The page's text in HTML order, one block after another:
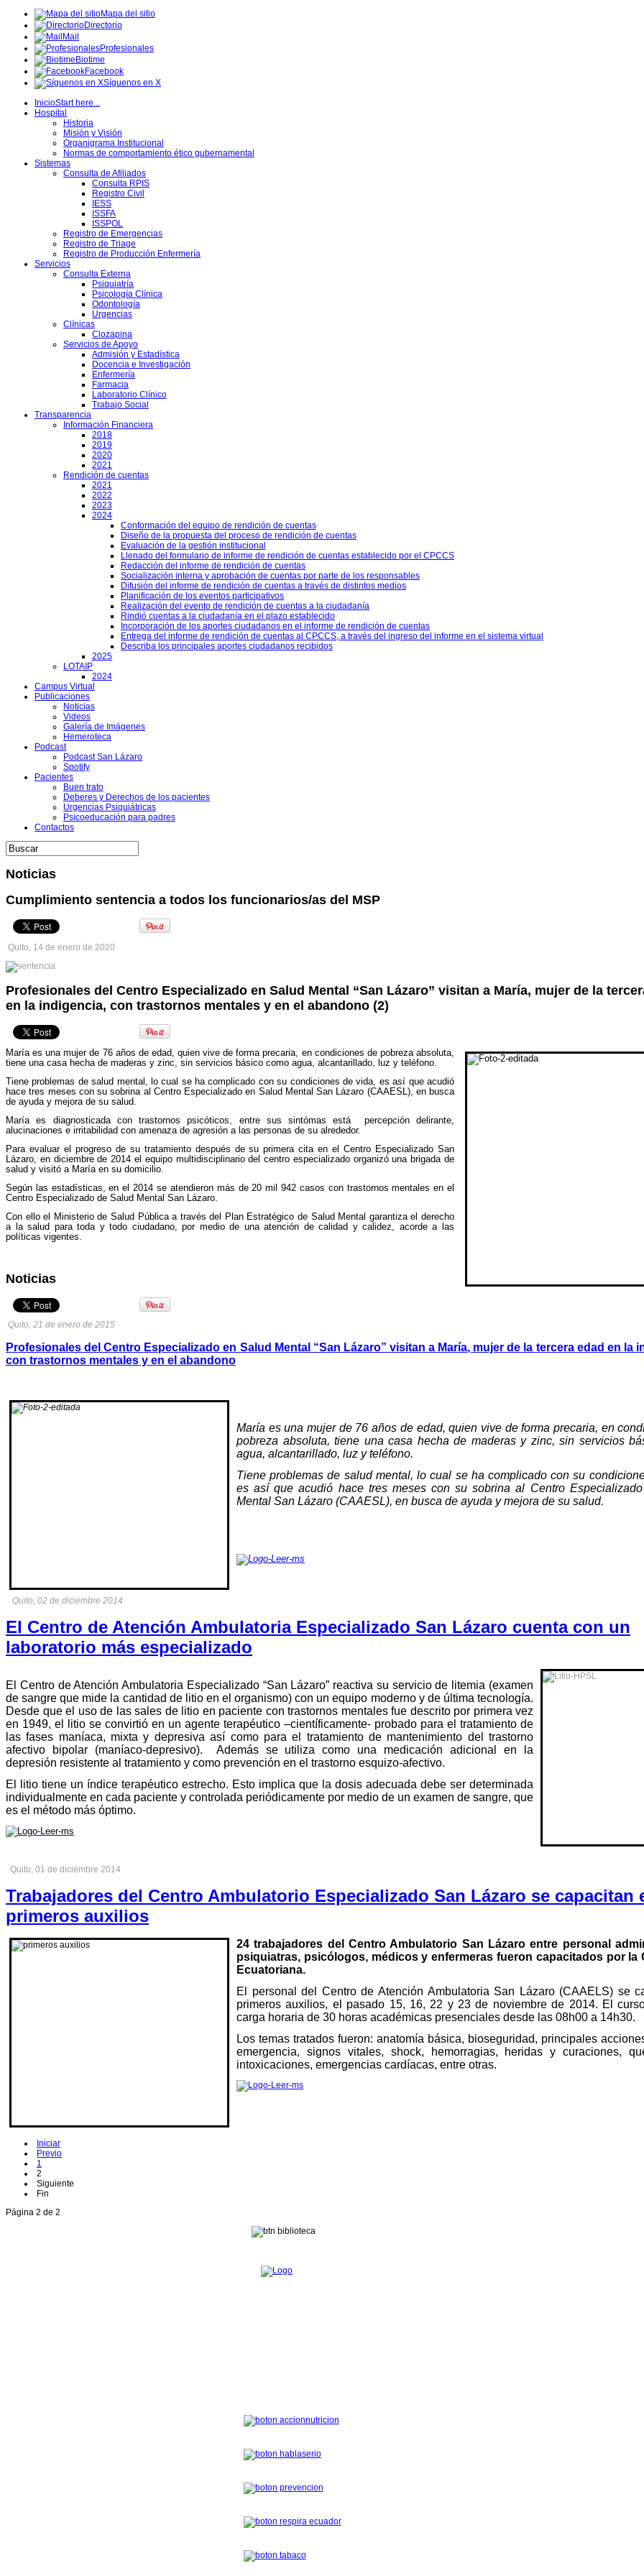
Mapa del sitio
Directorio
Mail
Profesionales
Biotime
Facebook
Síguenos en X
InicioStart here...
Hospital
Historia
Misión y Visión
Organigrama Institucional
Normas de comportamiento ético gubernamental
Sistemas
Consulta de Afiliados
Consulta RPIS
Registro Civil
IESS
ISSFA
ISSPOL
Registro de Emergencias
Registro de Triage
Registro de Producción Enfermería
Servicios
Consulta Externa
Psiquiatría
Psicología Clínica
Odontología
Urgencias
Clínicas
Clozapina
Servicios de Apoyo
Admisión y Estadística
Docencia e Investigación
Enfermería
Farmacia
Laboratorio Clínico
Trabajo Social
Transparencia
Información Financiera
2018
2019
2020
2021
Rendición de cuentas
2021
2022
2023
2024
Conformación del equipo de rendición de cuentas
Diseño de la propuesta del proceso de rendición de cuentas
Evaluación de la gestión institucional
Llenado del formulario de informe de rendición de cuentas establecido por el CPCCS
Redacción del informe de rendición de cuentas
Socialización interna y aprobación de cuentas por parte de los responsables
Difusión del informe de rendición de cuentas a través de distintos medios
Planificación de los eventos participativos
Realización del evento de rendición de cuentas a la ciudadanía
Rindió cuentas a la ciudadanía en el plazo establecido
Incorporación de los aportes ciudadanos en el informe de rendición de cuentas
Entrega del informe de rendición de cuentas al CPCCS, a través del ingreso del informe en el sistema virtual
Describa los principales aportes ciudadanos recibidos
2025
LOTAIP
2024
Campus Virtual
Publicaciones
Noticias
Videos
Galería de Imágenes
Hemeroteca
Podcast
Podcast San Lázaro
Spotify
Pacientes
Buen trato
Deberes y Derechos de los pacientes
Urgencias Psiquiátricas
Psicoeducación para padres
Contactos
Noticias
Cumplimiento sentencia a todos los funcionarios/as del MSP
Quito, 14 de enero de 2020
Profesionales del Centro Especializado en Salud Mental “San Lázaro” visitan a María, mujer de la
en la indigencia, con trastornos mentales y en el abandono (2)
María es una mujer de 76 años de edad, quien vive de forma precaria, en condiciones de pobreza absoluta,
tiene una casa hecha de maderas y zinc, sin servicios básico como agua, alcantarillado, luz y teléfono.
Tiene problemas de salud mental, lo cual se ha complicado con su condiciones de vida, es así que acudió
hace tres meses con su sobrina al Centro Especializado en Salud Mental San Lázaro (CAAESL), en busca
de ayuda y mejora de su salud.
María es diagnosticada con trastornos psicóticos, entre sus sintómas está percepción delirante,
alucinaciones e irritabilidad con amenaza de agresión a las personas de su alrededor.
Para evaluar el progreso de su tratamiento después de su primera cita en el Centro Especializado San
Lázaro, en diciembre de 2014 el equipo multidisciplinario del centro especializado organizó una brigada de
salud y visitó a María en su domicilio.
Según las estadísticas, en el 2014 se atendieron más de 20 mil 942 casos con trastornos mentales en el
Centro Especializado de Salud Mental San Lázaro.
Con ello el Ministerio de Salud Pública a través del Plan Estratégico de Salud Mental garantiza el derecho
a la salud para toda y todo ciudadano, por medio de una atención de calidad y calidez, acorde a las
políticas vigentes.
Noticias
Quito, 21 de enero de 2015
Profesionales del Centro Especializado en Salud Mental “San Lázaro” visitan a María, mujer de la tercera edad en la
con trastornos mentales y en el abandono
María es una mujer de 76 años de edad, quien vive de forma precaria, en
pobreza absoluta, tiene una casa hecha de maderas y zinc, sin servicios
agua, alcantarillado, luz y teléfono.
Tiene problemas de salud mental, lo cual se ha complicado con su
es así que acudió hace tres meses con su sobrina al Centro
Mental San Lázaro (CAAESL), en busca de ayuda y mejora de su salud.
Quito, 02 de diciembre 2014
El Centro de Atención Ambulatoria Especializado San Lázaro cuenta con un
laboratorio más especializado
El Centro de Atención Ambulatoria Especializado “San Lázaro” reactiva su servicio de litemia (examen
de sangre que mide la cantidad de litio en el organismo) con un equipo moderno y de última tecnología.
Desde que el uso de las sales de litio en paciente con trastornos mentales fue descrito por primera vez
en 1949, el litio se convirtió en un agente terapéutico –científicamente- probado para el tratamiento de
las fases maníaca, mixta y depresiva así como para el tratamiento de mantenimiento del trastorno
afectivo bipolar (maníaco-depresivo). Además se utiliza como una medicación adicional en la
depresión resistente al tratamiento y como prevención en el trastorno esquizo-afectivo.
El litio tiene un índice terapéutico estrecho. Esto implica que la dosis adecuada debe ser determinada
individualmente en cada paciente y controlada periódicamente por medio de un examen de sangre, que
es el método más óptimo.
Quito, 01 de diciembre 2014
Trabajadores del Centro Ambulatorio Especializado San Lázaro se capacitan
primeros auxilios
24 trabajadores del Centro Ambulatorio San Lázaro entre personal
psiquiatras, psicólogos, médicos y enfermeras fueron capacitados por la
Ecuatoriana.
El personal del Centro de Atención Ambulatoria San Lázaro (CAAELS) se
primeros auxilios, el pasado 15, 16, 22 y 23 de noviembre de 2014. El
carga horaria de 30 horas académicas presenciales desde las 08h00 a 14h30.
Los temas tratados fueron: anatomía básica, bioseguridad, principales
emergencia, signos vitales, shock, hemorragias, heridas y curaciones,
intoxicaciones, emergencias cardíacas, entre otras.
Iniciar
Previo
1
2
Siguiente
Fin
Página 2 de 2